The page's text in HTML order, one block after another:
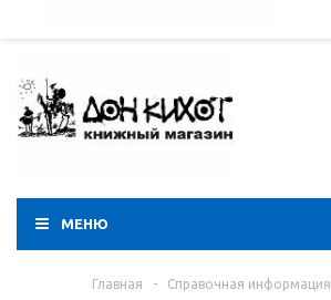
МЕНЮ
Главная - Справочная информация